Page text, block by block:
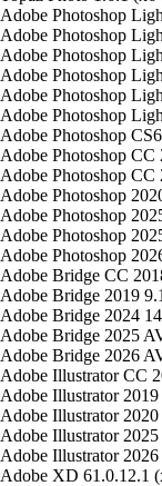
Adobe Photoshop
Adobe Photoshop
Adobe Photoshop
Adobe Photoshop
Adobe Photoshop
Adobe Photoshop
Adobe Photoshop
Adobe Photoshop
Adobe Photoshop
Adobe Photoshop
Adobe Photoshop
Adobe Photoshop
Adobe Photoshop
Adobe Bridge CC
Adobe Bridge 2019
Adobe Bridge 2024
Adobe Bridge 2025
Adobe Bridge 2026
Adobe Illustrator CC
Adobe Illustrator
Adobe Illustrator
Adobe Illustrator
Adobe Illustrator
Adobe XD 61.0.12.1